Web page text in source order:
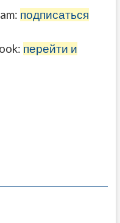
подписаться
перейти и